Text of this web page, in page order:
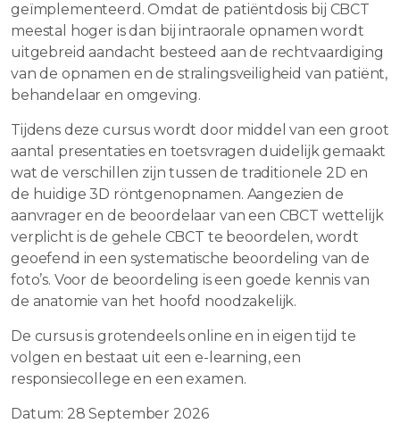
geïmplementeerd. Omdat de patiëntdosis bij CBCT
meestal hoger is dan bij intraorale opnamen wordt
uitgebreid aandacht besteed aan de rechtvaardiging
van de opnamen en de stralingsveiligheid van patiënt,
behandelaar en omgeving.
Tijdens deze cursus wordt door middel van een groot
aantal presentaties en toetsvragen duidelijk gemaakt
wat de verschillen zijn tussen de traditionele 2D en
de huidige 3D röntgenopnamen. Aangezien de
aanvrager en de beoordelaar van een CBCT wettelijk
verplicht is de gehele CBCT te beoordelen, wordt
geoefend in een systematische beoordeling van de
foto’s. Voor de beoordeling is een goede kennis van
de anatomie van het hoofd noodzakelijk.
De cursus is grotendeels online en in eigen tijd te
volgen en bestaat uit een e-learning, een
responsiecollege en een examen.
Datum: 28 September 2026